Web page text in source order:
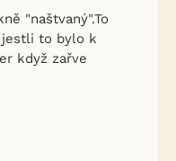
"naštvaný".To
jestli to bylo k
když zařve